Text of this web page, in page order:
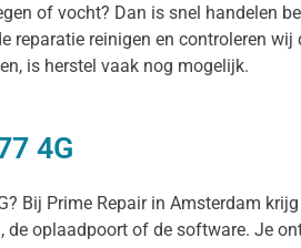
of vocht? Dan is snel handelen
reinigen en controleren
is herstel vaak nog mogelijk.
4G
Bij Prime Repair in Amsterdam
de oplaadpoort of de software. Je